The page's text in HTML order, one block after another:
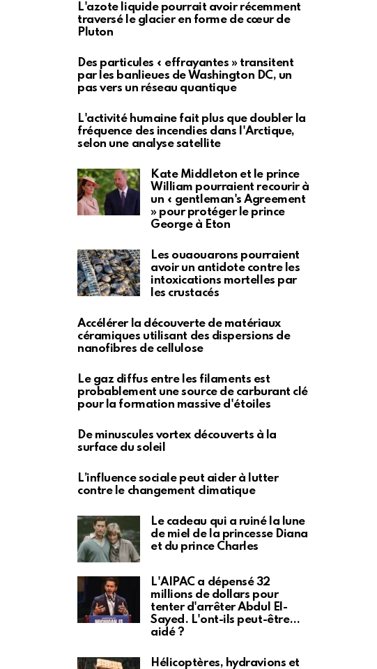
L'azote liquide pourrait avoir récemment
traversé le glacier en forme de cœur de
Pluton
Des particules « effrayantes » transitent
par les banlieues de Washington DC, un
pas vers un réseau quantique
L'activité humaine fait plus que doubler la
fréquence des incendies dans l'Arctique,
selon une analyse satellite
Kate Middleton et le prince
William pourraient recourir à
un « gentleman's Agreement
» pour protéger le prince
George à Eton
Les ouaouarons pourraient
avoir un antidote contre les
intoxications mortelles par
les crustacés
Accélérer la découverte de matériaux
céramiques utilisant des dispersions de
nanofibres de cellulose
Le gaz diffus entre les filaments est
probablement une source de carburant clé
pour la formation massive d'étoiles
De minuscules vortex découverts à la
surface du soleil
L’influence sociale peut aider à lutter
contre le changement climatique
Le cadeau qui a ruiné la lune
de miel de la princesse Diana
et du prince Charles
L'AIPAC a dépensé 32
millions de dollars pour
tenter d'arrêter Abdul El-
Sayed. L'ont-ils peut-être…
aidé ?
Hélicoptères, hydravions et